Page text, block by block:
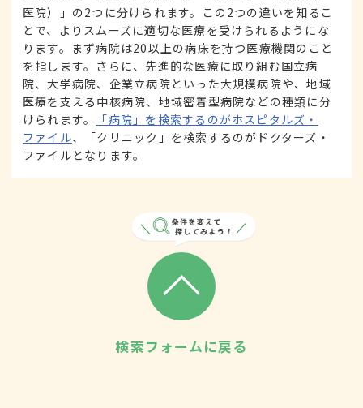
医院）」の2つに分けられます。この2つの違いを知るこ
とで、よりスムーズに適切な医療を受けられるようにな
ります。まず病院は20以上の病床を持つ医療機関のこと
を指します。さらに、先進的な医療に取り組む国立病
院、大学病院、企業立病院といった大規模病院や、地域
医療を支える中核病院、地域密着型病院などの種類に分
けられます。
「病院」を検索するのがホスピタルズ・
ファイル、「クリニック」を検索するのがドクターズ・
ファイルとなります。
検索フォームに戻る